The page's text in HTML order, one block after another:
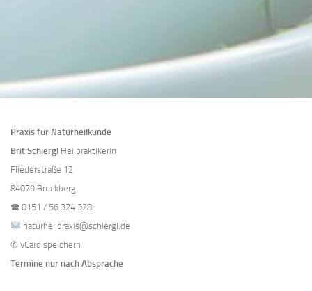
Praxis für Naturheilkunde
Brit Schiergl Heilpraktikerin
Fliederstraße 12
84079 Bruckberg
🕿 0151 / 56 324 328
naturheilpraxis@schiergl.de
✆ vCard speichern
Termine nur nach Absprache